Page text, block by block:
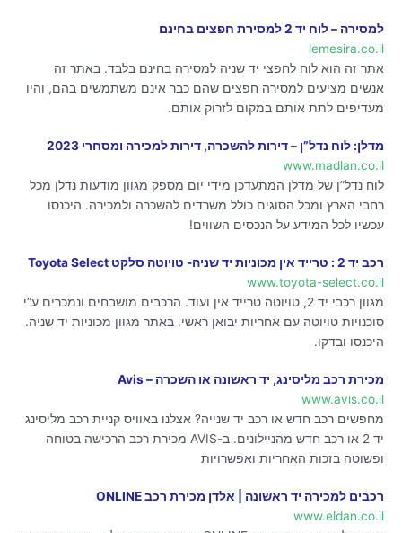
למסירה – לוח יד 2 למסירת חפצים בחינם
lemesira.co.il
אתר זה הוא לוח לחפצי יד שניה למסירה בחינם בלבד. באתר זה
אנשים מציעים למסירה חפצים שהם כבר אינם משתמשים בהם, והיו
מעדיפים לתת אותם במקום לזרוק אותם.
מדלן: לוח נדל”ן – דירות להשכרה, דירות למכירה ומסחרי 2023
www.madlan.co.il
לוח נדל”ן של מדלן המתעדכן מידי יום מספק מגוון מודעות נדלן מכל
רחבי הארץ ומכל הסוגים כולל משרדים להשכרה ולמכירה. היכנסו
עכשיו לכל המידע על הנכסים השווים!
רכב יד 2 : טרייד אין מכוניות יד שניה- טויוטה סלקט Toyota Select
www.toyota-select.co.il
מגוון רכבי יד 2, טויוטה טרייד אין ועוד. הרכבים מושבחים ונמכרים ע”י
סוכנויות טויוטה עם אחריות יבואן ראשי. באתר מגוון מכוניות יד שניה.
היכנסו ובדקו.
מכירת רכב מליסינג, יד ראשונה או השכרה – Avis
www.avis.co.il
מחפשים רכב חדש או רכב יד שנייה? אצלנו באוויס קניית רכב מליסינג
יד 2 או רכב חדש מהניילונים. ב-AVIS מכירת רכב הרכישה בטוחה
ופשוטה בזכות האחריות ואפשרויות
רכבים למכירה יד ראשונה | אלדן מכירת רכב ONLINE
www.eldan.co.il